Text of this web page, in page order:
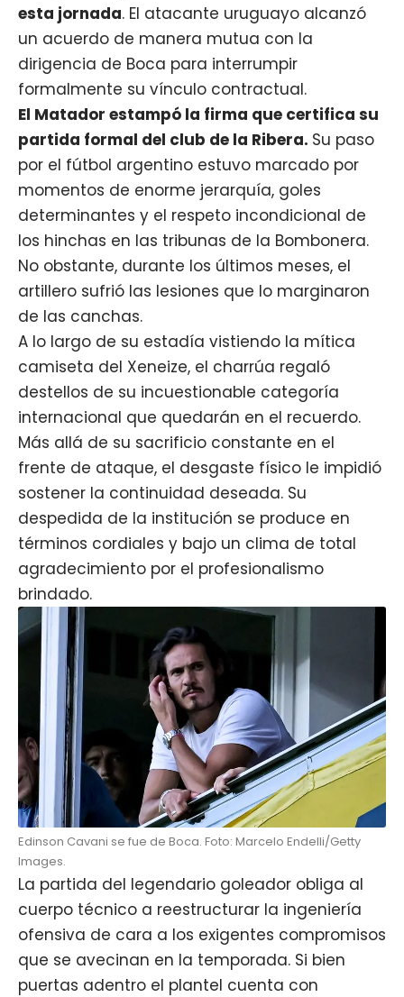
esta jornada. El atacante uruguayo alcanzó
un acuerdo de manera mutua con la
dirigencia de Boca para interrumpir
formalmente su vínculo contractual.
El Matador estampó la firma que certifica su
partida formal del club de la Ribera. Su paso
por el fútbol argentino estuvo marcado por
momentos de enorme jerarquía, goles
determinantes y el respeto incondicional de
los hinchas en las tribunas de la Bombonera.
No obstante, durante los últimos meses, el
artillero sufrió las lesiones que lo marginaron
de las canchas.
A lo largo de su estadía vistiendo la mítica
camiseta del Xeneize, el charrúa regaló
destellos de su incuestionable categoría
internacional que quedarán en el recuerdo.
Más allá de su sacrificio constante en el
frente de ataque, el desgaste físico le impidió
sostener la continuidad deseada. Su
despedida de la institución se produce en
términos cordiales y bajo un clima de total
agradecimiento por el profesionalismo
brindado.
Edinson Cavani se fue de Boca. Foto: Marcelo Endelli/Getty
Images.
La partida del legendario goleador obliga al
cuerpo técnico a reestructurar la ingeniería
ofensiva de cara a los exigentes compromisos
que se avecinan en la temporada. Si bien
puertas adentro el plantel cuenta con